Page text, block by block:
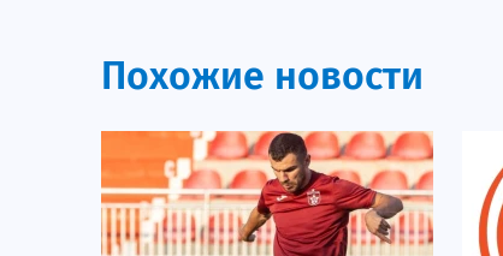
Похожие новости